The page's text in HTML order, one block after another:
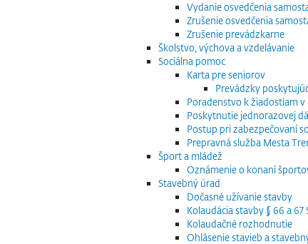
Vydanie osvedčenia
Zrušenie osvedčenia
Zrušenie prevádzkarne
Školstvo, výchova a vzdelávanie
Sociálna pomoc
Karta pre seniorov
Prevádzky
Poradenstvo k žiadostiam
Poskytnutie jednorazovej
Postup pri zabezpečovaní
Prepravná služba Mesta
Šport a mládež
Oznámenie o konaní
Stavebný úrad
Dočasné užívanie stavby
Kolaudácia stavby § 66 a
Kolaudačné rozhodnutie
Ohlásenie stavieb a